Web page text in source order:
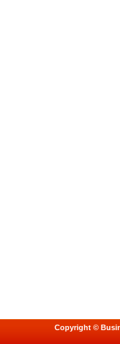
Copyright ©